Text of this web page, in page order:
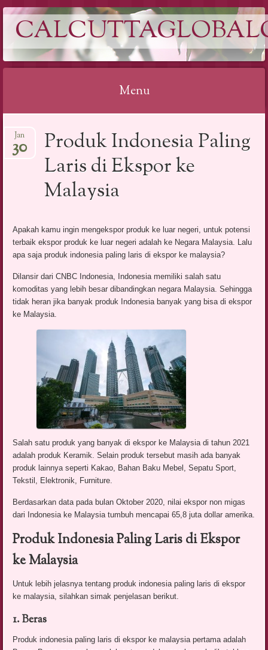
Menu
to
content
Produk Indonesia Paling
Laris di Ekspor ke
Malaysia
Jan
30
Apakah kamu ingin mengekspor produk ke luar negeri, untuk potensi
terbaik ekspor produk ke luar negeri adalah ke Negara Malaysia. Lalu
apa saja produk indonesia paling laris di ekspor ke malaysia?
Dilansir dari CNBC Indonesia, Indonesia memiliki salah satu
komoditas yang lebih besar dibandingkan negara Malaysia. Sehingga
tidak heran jika banyak produk Indonesia banyak yang bisa di ekspor
ke Malaysia.
Salah satu produk yang banyak di ekspor ke Malaysia di tahun 2021
adalah produk Keramik. Selain produk tersebut masih ada banyak
produk lainnya seperti Kakao, Bahan Baku Mebel, Sepatu Sport,
Tekstil, Elektronik, Furniture.
Berdasarkan data pada bulan Oktober 2020, nilai ekspor non migas
dari Indonesia ke Malaysia tumbuh mencapai 65,8 juta dollar amerika.
Produk Indonesia Paling Laris di Ekspor
ke Malaysia
Untuk lebih jelasnya tentang produk indonesia paling laris di ekspor
ke malaysia, silahkan simak penjelasan berikut.
1. Beras
Produk indonesia paling laris di ekspor ke malaysia pertama adalah